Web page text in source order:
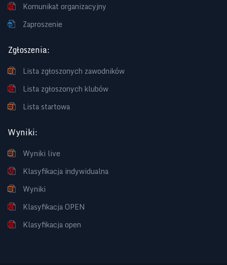
Komunikat organizacyjny
Zaproszenie
Zgłoszenia:
Lista zgłoszonych zawodników
Lista zgłoszonych klubów
Lista startowa
Wyniki:
Wyniki live
Klasyfikacja indywidualna
Wyniki
Klasyfikacja OPEN
Klasyfikacja open